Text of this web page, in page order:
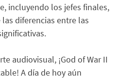
incluyendo los jefes finales,
diferencias entre las
audiovisual, ¡God of War II
A día de hoy aún